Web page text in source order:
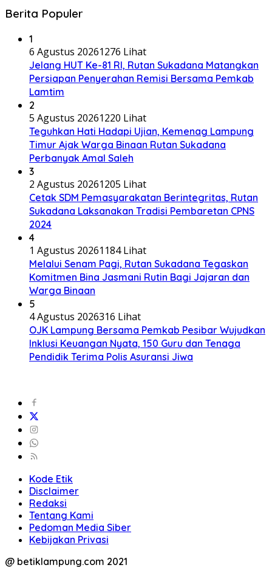
Berita Populer
1
6 Agustus 20261276 Lihat
Jelang HUT Ke-81 RI, Rutan Sukadana Matangkan
Persiapan Penyerahan Remisi Bersama Pemkab
Lamtim
2
5 Agustus 20261220 Lihat
Teguhkan Hati Hadapi Ujian, Kemenag Lampung
Timur Ajak Warga Binaan Rutan Sukadana
Perbanyak Amal Saleh
3
2 Agustus 20261205 Lihat
Cetak SDM Pemasyarakatan Berintegritas, Rutan
Sukadana Laksanakan Tradisi Pembaretan CPNS
2024
4
1 Agustus 20261184 Lihat
Melalui Senam Pagi, Rutan Sukadana Tegaskan
Komitmen Bina Jasmani Rutin Bagi Jajaran dan
Warga Binaan
5
4 Agustus 2026316 Lihat
OJK Lampung Bersama Pemkab Pesibar Wujudkan
Inklusi Keuangan Nyata, 150 Guru dan Tenaga
Pendidik Terima Polis Asuransi Jiwa
Kode Etik
Disclaimer
Redaksi
Tentang Kami
Pedoman Media Siber
Kebijakan Privasi
@ betiklampung.com 2021